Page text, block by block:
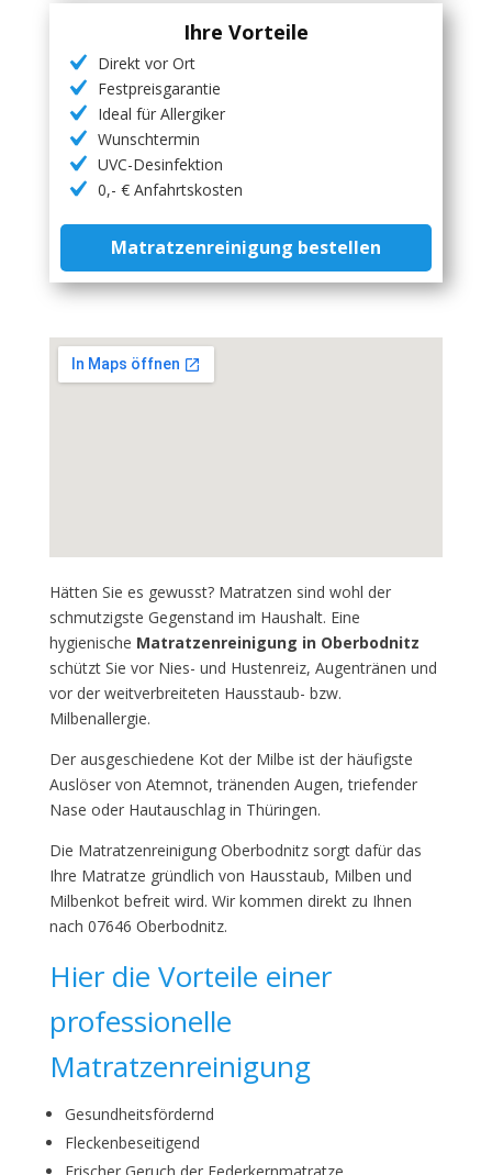
Ihre Vorteile
Direkt vor Ort
Festpreisgarantie
Ideal für Allergiker
Wunschtermin
UVC-Desinfektion
0,- € Anfahrtskosten
Matratzenreinigung bestellen
Hätten Sie es gewusst? Matratzen sind wohl der
schmutzigste Gegenstand im Haushalt. Eine
hygienische Matratzenreinigung in Oberbodnitz
schützt Sie vor Nies- und Hustenreiz, Augentränen und
vor der weitverbreiteten Hausstaub- bzw.
Milbenallergie.
Der ausgeschiedene Kot der Milbe ist der häufigste
Auslöser von Atemnot, tränenden Augen, triefender
Nase oder Hautauschlag in Thüringen.
Die Matratzenreinigung Oberbodnitz sorgt dafür das
Ihre Matratze gründlich von Hausstaub, Milben und
Milbenkot befreit wird. Wir kommen direkt zu Ihnen
nach 07646 Oberbodnitz.
Hier die Vorteile einer
professionelle
Matratzenreinigung
Gesundheitsfördernd
Fleckenbeseitigend